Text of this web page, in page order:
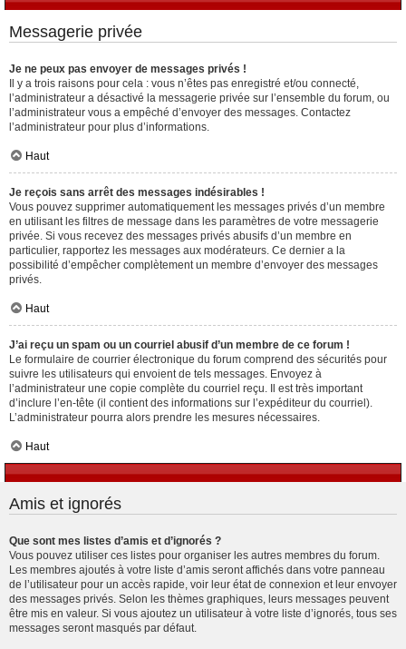
Messagerie privée
Je ne peux pas envoyer de messages privés !
Il y a trois raisons pour cela : vous n’êtes pas enregistré et/ou connecté,
l’administrateur a désactivé la messagerie privée sur l’ensemble du forum, ou
l’administrateur vous a empêché d’envoyer des messages. Contactez
l’administrateur pour plus d’informations.
Haut
Je reçois sans arrêt des messages indésirables !
Vous pouvez supprimer automatiquement les messages privés d’un membre
en utilisant les filtres de message dans les paramètres de votre messagerie
privée. Si vous recevez des messages privés abusifs d’un membre en
particulier, rapportez les messages aux modérateurs. Ce dernier a la
possibilité d’empêcher complètement un membre d’envoyer des messages
privés.
Haut
J’ai reçu un spam ou un courriel abusif d’un membre de ce forum !
Le formulaire de courrier électronique du forum comprend des sécurités pour
suivre les utilisateurs qui envoient de tels messages. Envoyez à
l’administrateur une copie complète du courriel reçu. Il est très important
d’inclure l’en-tête (il contient des informations sur l’expéditeur du courriel).
L’administrateur pourra alors prendre les mesures nécessaires.
Haut
Amis et ignorés
Que sont mes listes d’amis et d’ignorés ?
Vous pouvez utiliser ces listes pour organiser les autres membres du forum.
Les membres ajoutés à votre liste d’amis seront affichés dans votre panneau
de l’utilisateur pour un accès rapide, voir leur état de connexion et leur envoyer
des messages privés. Selon les thèmes graphiques, leurs messages peuvent
être mis en valeur. Si vous ajoutez un utilisateur à votre liste d’ignorés, tous ses
messages seront masqués par défaut.